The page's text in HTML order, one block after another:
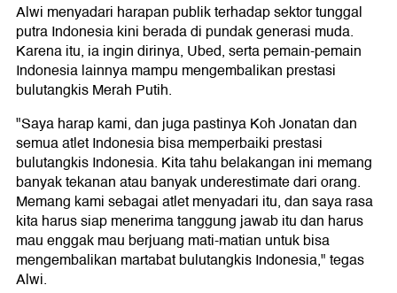
Alwi menyadari harapan publik terhadap sektor tunggal
putra Indonesia kini berada di pundak generasi muda.
Karena itu, ia ingin dirinya, Ubed, serta pemain-pemain
Indonesia lainnya mampu mengembalikan prestasi
bulutangkis Merah Putih.
"Saya harap kami, dan juga pastinya Koh Jonatan dan
semua atlet Indonesia bisa memperbaiki prestasi
bulutangkis Indonesia. Kita tahu belakangan ini memang
banyak tekanan atau banyak underestimate dari orang.
Memang kami sebagai atlet menyadari itu, dan saya rasa
kita harus siap menerima tanggung jawab itu dan harus
mau enggak mau berjuang mati-matian untuk bisa
mengembalikan martabat bulutangkis Indonesia," tegas
Alwi.